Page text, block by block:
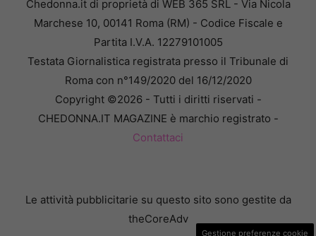
Chedonna.it di proprietà di WEB 365 SRL - Via Nicola
Marchese 10, 00141 Roma (RM) - Codice Fiscale e
Partita I.V.A. 12279101005
Testata Giornalistica registrata presso il Tribunale di
Roma con n°149/2020 del 16/12/2020
Copyright ©2026 - Tutti i diritti riservati -
CHEDONNA.IT MAGAZINE è marchio registrato -
Contattaci
Le attività pubblicitarie su questo sito sono gestite da
theCoreAdv
Gestione preferenze cookie